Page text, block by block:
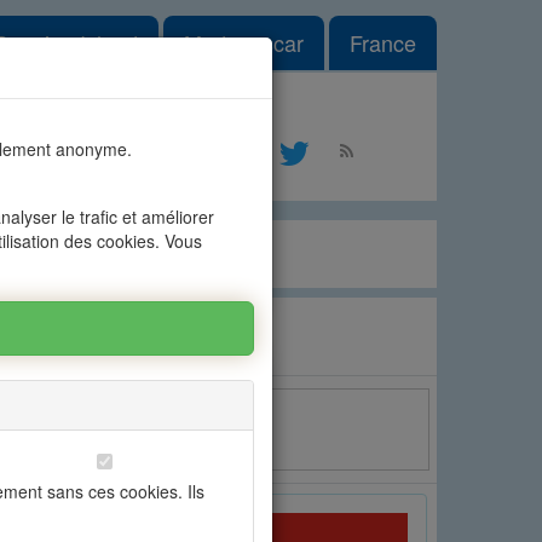
anonyme.
le trafic et améliorer
des cookies. Vous
sans ces cookies. Ils
Dropdown
Island Madagascar France